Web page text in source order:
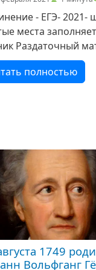
- ЕГЭ- 2021-
места заполняет
Раздаточный
полностью
1749
Вольфганг